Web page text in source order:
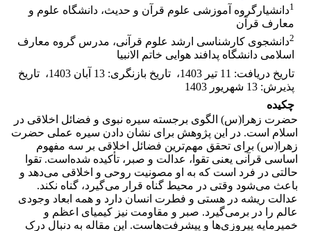
1دانشیارگروه آموزشی علوم قرآن و حدیث، دانشگاه علوم و
معارف قرآن
2دانشجوی کارشناسی ارشد علوم قرآنی، مدرس گروه معارف
اسلامی دانشگاه پدافند هوایی خاتم الانبیا
تاریخ دریافت: 11 تیر 1403 ، تاریخ بازنگری: 13 آبان 1403 ، تاریخ
پذیرش: 13 شهریور 1403
چکیده
حضرت زهرا(س) الگوی برجسته سیره نبوی و فضائل اخلاقی در
اسلام است. در این پژوهش برای نشان دادن سیره عملی حضرت
زهرا(س) برای تحقق مهم‌ترین فضائل اخلاقی بر سه مفهوم
اساسی قرآنی یعنی تقوا، عدالت و صبر، تأکیده شده‌است. تقوا
حالتی در فرد است که به او مصونیت روحی و اخلاقی می‌دهد و
باعث می‌شود وقتی در محیط گناه قرار می‌گیرد، گناه نکند.
عدالت ریشه در هستى و فطرت انسان دارد و همه ابعاد وجودى
عالم را در برمی‌گیرد. صبر و مقاومت نیز کیمیای اعظم و
خمیرمایه پیروزی‌ها و پیشرفت‌هاست. این مقاله به دنبال درک